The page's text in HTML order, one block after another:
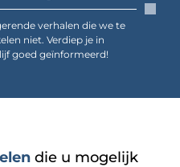
verhalen die we te
niet. Verdiep je in
goed geïnformeerd!
die u mogelijk